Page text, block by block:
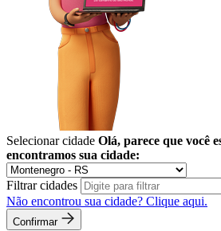
Selecionar cidade Olá, parece que você
encontramos sua cidade:
Filtrar cidades
Não encontrou sua cidade? Clique aqui.
Confirmar